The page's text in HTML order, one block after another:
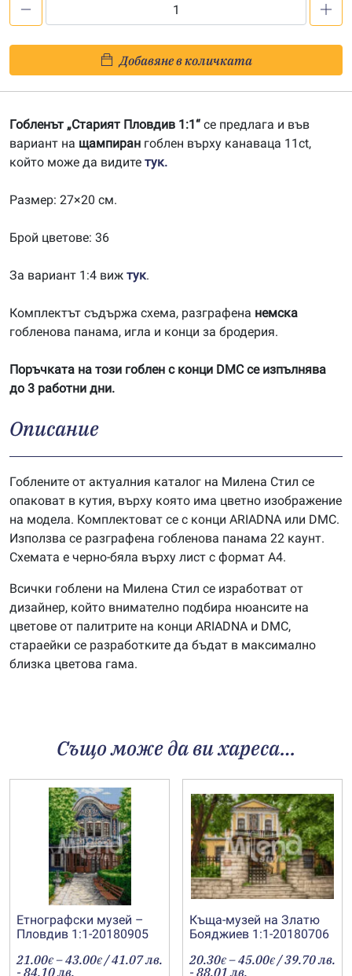
Пловдив
1:1
Добавяне в количката
Гобленът „Старият Пловдив 1:1“ се предлага и във
вариант на щампиран гоблен върху канаваца 11ct,
който може да видите тук.
Размер: 27×20 см.
Брой цветове: 36
За вариант 1:4 виж тук.
Комплектът съдържа схема, разграфена немска
гобленова панама, игла и конци за бродерия.
Поръчката на този гоблен с конци DMC се изпълнява
до 3 работни дни.
Описание
Гоблените от актуалния каталог на Милена Стил се
опаковат в кутия, върху която има цветно изображение
на модела. Комплектоват се с конци ARIADNA или DMC.
Използва се разграфена гобленова панама 22 каунт.
Схемата е черно-бяла върху лист с формат А4.
Всички гоблени на Милена Стил се изработват от
дизайнер, който внимателно подбира нюансите на
цветове от палитрите на конци ARIADNA и DMC,
стараейки се разработките да бъдат в максимално
близка цветова гама.
Също може да ви хареса…
Етнографски музей –
Пловдив 1:1-20180905
21.00€ –43.00€Price
range:
/ 41.07 лв.
- 84.10 лв.
Къща-музей на Златю
Бояджиев 1:1-20180706
20.30€ –45.00€Price
range:
/ 39.70 лв.
- 88.01 лв.